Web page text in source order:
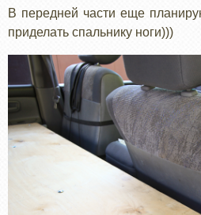
В передней части еще
приделать спальнику ноги)))